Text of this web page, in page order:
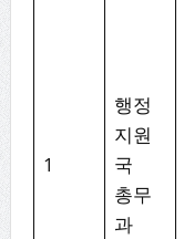
1
행정
지원
국
총무
과